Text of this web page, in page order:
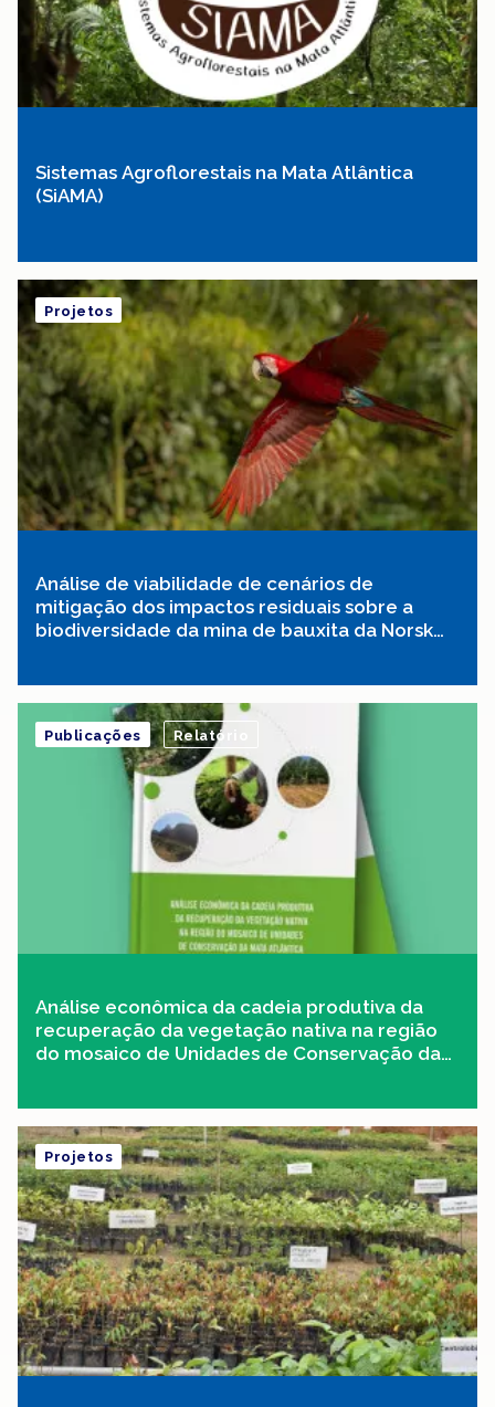
Sistemas Agroflorestais na Mata Atlântica
(SiAMA)
Análise de viabilidade de cenários de
mitigação dos impactos residuais sobre a
biodiversidade da mina de bauxita da Norsk
Projetos
Análise econômica da cadeia produtiva da
recuperação da vegetação nativa na região
do mosaico de Unidades de Conservação da
Publicações Relatório
Projetos